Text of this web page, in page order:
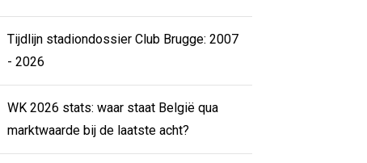
Tijdlijn stadiondossier Club Brugge: 2007
- 2026
WK 2026 stats: waar staat België qua
marktwaarde bij de laatste acht?